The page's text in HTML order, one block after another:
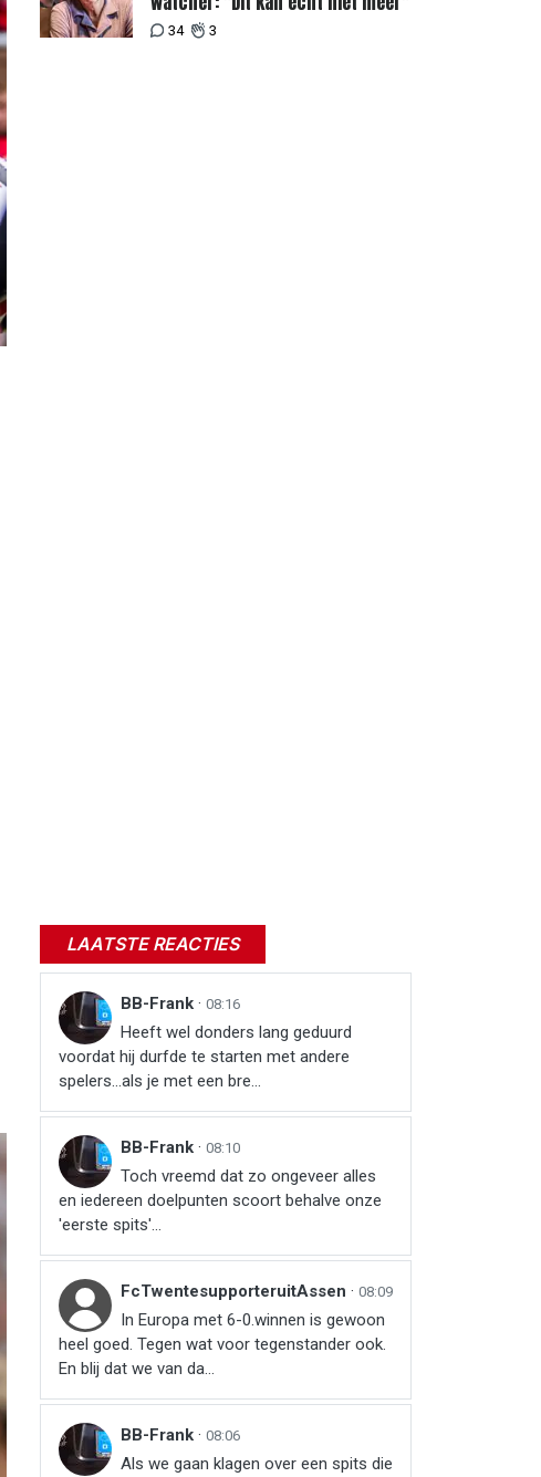
34 3
LAATSTE REACTIES
BB-Frank · 08:16
Heeft wel donders lang geduurd
voordat hij durfde te starten met andere
spelers...als je met een bre...
BB-Frank · 08:10
Toch vreemd dat zo ongeveer alles
en iedereen doelpunten scoort behalve onze
'eerste spits'...
FcTwentesupporteruitAssen · 08:09
In Europa met 6-0.winnen is gewoon
heel goed. Tegen wat voor tegenstander ook.
En blij dat we van da...
BB-Frank · 08:06
Als we gaan klagen over een spits die